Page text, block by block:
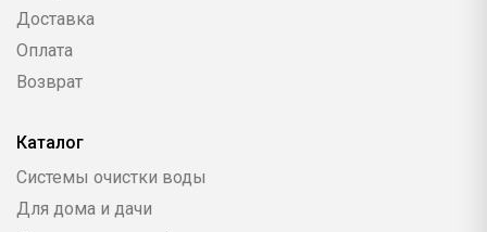
Доставка
Оплата
Возврат
Каталог
Системы очистки воды
Для дома и дачи